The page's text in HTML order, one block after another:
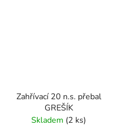
Zahřívací 20 n.s. přebal
GREŠÍK
Skladem (2 ks)